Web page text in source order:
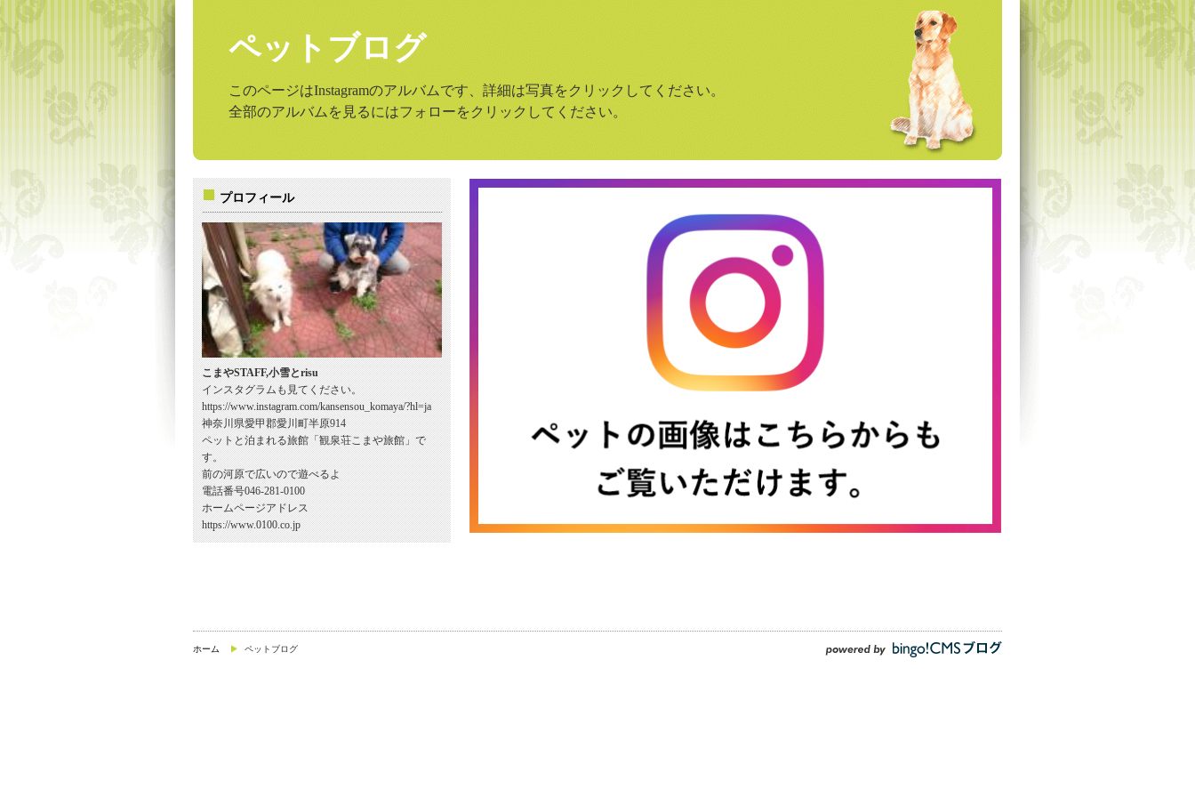
ペットブログ
このページはInstagramのアルバムです、詳細は写真をクリックしてください。
全部のアルバムを見るにはフォローをクリックしてください。
プロフィール
こまやSTAFF,小雪とrisu
インスタグラムも見てください。
https://www.instagram.com/kansensou_komaya/?hl=ja
神奈川県愛甲郡愛川町半原914
ペットと泊まれる旅館「観泉荘こまや旅館」で
す。
前の河原で広いので遊べるよ
電話番号046-281-0100
ホームページアドレス
https://www.0100.co.jp
ホーム ペットブログ